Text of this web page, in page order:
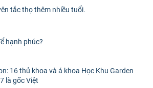
tắc thọ thêm nhiều tuổi.
hạnh phúc?
16 thủ khoa và á khoa Học Khu Garden
là gốc Việt